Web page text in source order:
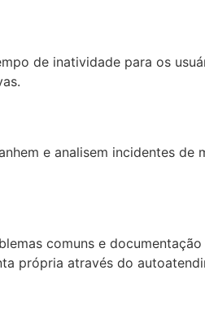
de inatividade para os
e analisem incidentes de
comuns e
própria através do